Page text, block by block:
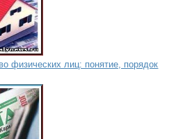
физических лиц: понятие, порядок